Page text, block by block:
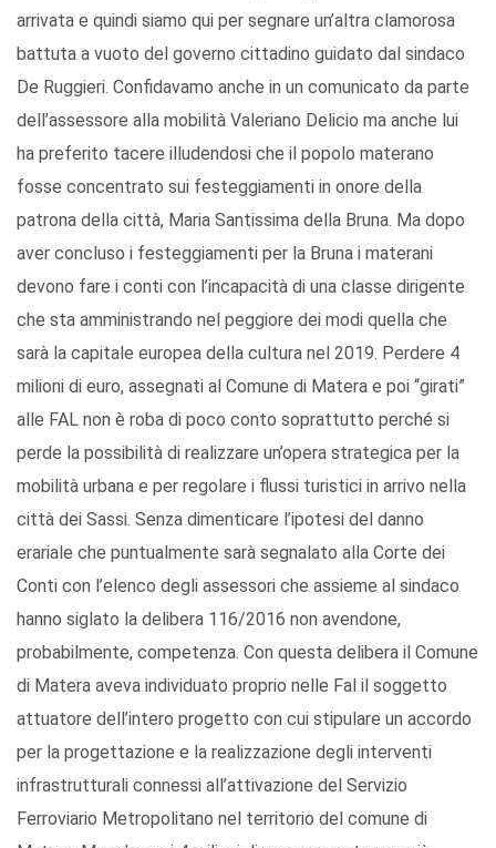
arrivata e quindi siamo qui per segnare un’altra clamorosa
battuta a vuoto del governo cittadino guidato dal sindaco
De Ruggieri. Confidavamo anche in un comunicato da parte
dell’assessore alla mobilità Valeriano Delicio ma anche lui
ha preferito tacere illudendosi che il popolo materano
fosse concentrato sui festeggiamenti in onore della
patrona della città, Maria Santissima della Bruna. Ma dopo
aver concluso i festeggiamenti per la Bruna i materani
devono fare i conti con l’incapacità di una classe dirigente
che sta amministrando nel peggiore dei modi quella che
sarà la capitale europea della cultura nel 2019. Perdere 4
milioni di euro, assegnati al Comune di Matera e poi “girati”
alle FAL non è roba di poco conto soprattutto perché si
perde la possibilità di realizzare un’opera strategica per la
mobilità urbana e per regolare i flussi turistici in arrivo nella
città dei Sassi. Senza dimenticare l’ipotesi del danno
erariale che puntualmente sarà segnalato alla Corte dei
Conti con l’elenco degli assessori che assieme al sindaco
hanno siglato la delibera 116/2016 non avendone,
probabilmente, competenza. Con questa delibera il Comune
di Matera aveva individuato proprio nelle Fal il soggetto
attuatore dell’intero progetto con cui stipulare un accordo
per la progettazione e la realizzazione degli interventi
infrastrutturali connessi all’attivazione del Servizio
Ferroviario Metropolitano nel territorio del comune di